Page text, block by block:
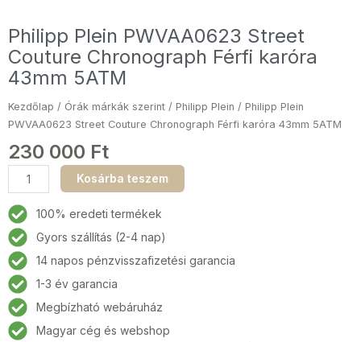
Philipp Plein PWVAA0623 Street
Couture Chronograph Férfi karóra
43mm 5ATM
Kezdőlap / Órák márkák szerint / Philipp Plein / Philipp Plein
PWVAA0623 Street Couture Chronograph Férfi karóra 43mm 5ATM
230 000 Ft
Philipp
Plein
PWVAA0623
Street
Couture
Chronograph
Férfi
karóra
43mm
5ATM
Kosárba teszem
100% eredeti termékek
Gyors szállítás (2-4 nap)
14 napos pénzvisszafizetési garancia
1-3 év garancia
Megbízható webáruház
Magyar cég és webshop